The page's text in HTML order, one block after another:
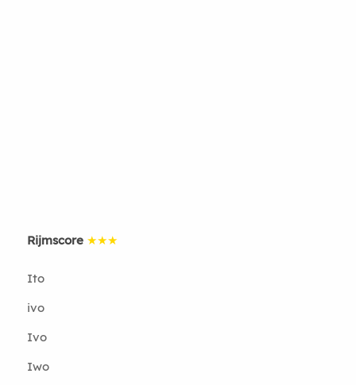
Rijmscore ★★★
Ito
ivo
Ivo
Iwo